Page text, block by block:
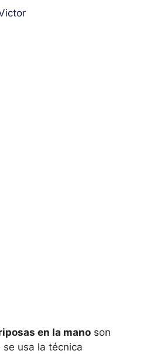
en la mano son
usa la técnica